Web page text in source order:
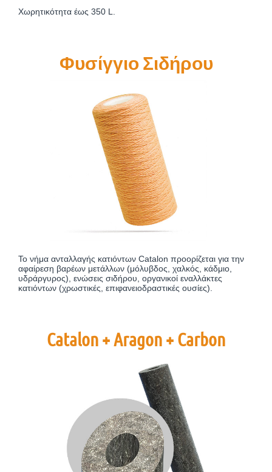
Χωρητικότητα έως 350 L.
Φυσίγγιο Σιδήρου
Το νήμα ανταλλαγής κατιόντων Catalon προορίζεται για την
αφαίρεση βαρέων μετάλλων (μόλυβδος, χαλκός, κάδμιο,
υδράργυρος), ενώσεις σιδήρου, οργανικοί εναλλάκτες
κατιόντων (χρωστικές, επιφανειοδραστικές ουσίες).
Catalon + Aragon + Carbon